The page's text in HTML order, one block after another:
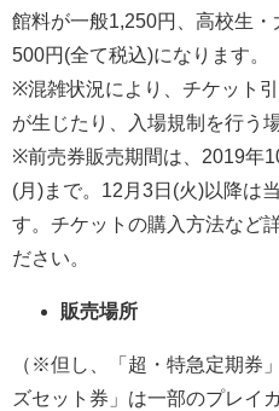
館料が一般1,250円、高校生
500円(全て税込)になります。
※混雑状況により、チケット
が生じたり、入場規制を行う
※前売券販売期間は、2019年
(月)まで。12月3日(火)以降は
す。チケットの購入方法など
ださい。
販売場所
（※但し、「超・特急定期券
ズセット券」は一部のプレイ